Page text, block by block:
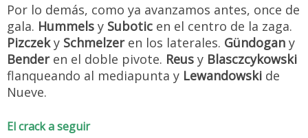
Por lo demás, como ya avanzamos antes, once de
gala. Hummels y Subotic en el centro de la zaga.
Pizczeky Schmelzeren los laterales. Gündogan y
Benderen el doble pivote. Reus y Blasczcykowski
flanqueando al mediapunta y Lewandowski de
Nueve.
El crack a seguir